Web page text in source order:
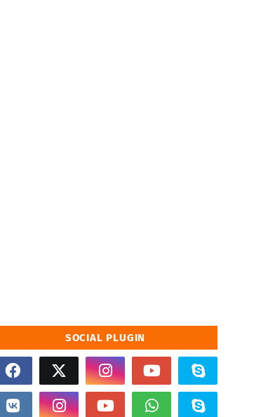
SOCIAL PLUGIN